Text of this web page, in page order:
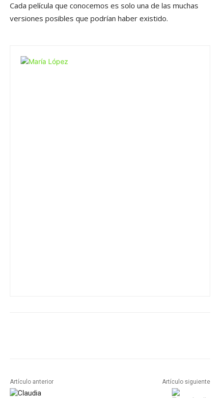
Cada película que conocemos es solo una de las muchas
versiones posibles que podrían haber existido.
Artículo anterior Artículo siguiente